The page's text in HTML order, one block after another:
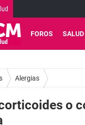
FOROS SALUD
Alergias
o